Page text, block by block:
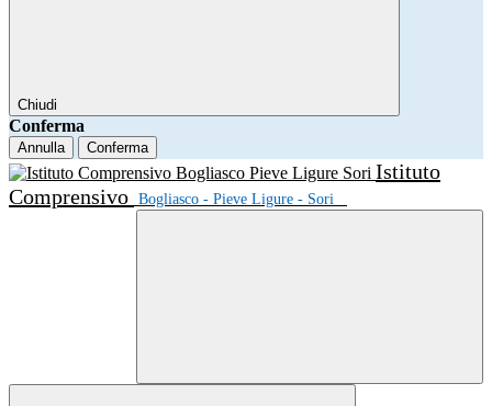
Chiudi
Conferma
Annulla Conferma
Istituto
Comprensivo Bogliasco - Pieve Ligure - Sori